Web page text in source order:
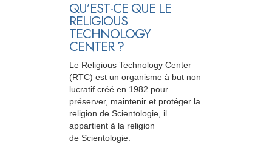
QU’EST-CE QUE LE
RELIGIOUS
TECHNOLOGY
CENTER ?
Le Religious Technology Center
(RTC) est un organisme à but non
lucratif créé en 1982 pour
préserver, maintenir et protéger la
religion de Scientologie, il
appartient à la religion
de Scientologie.